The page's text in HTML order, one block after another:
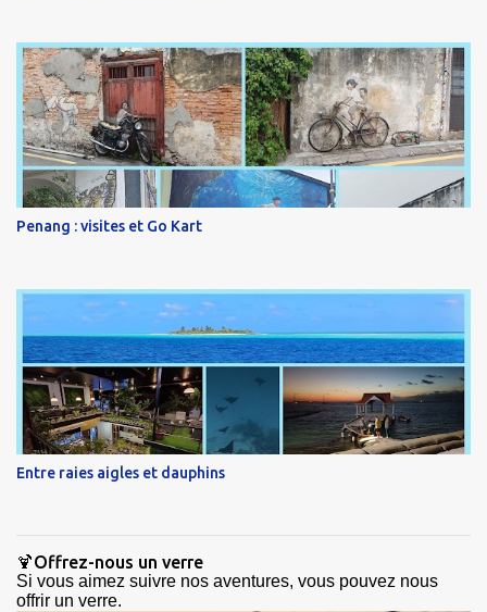
Penang : visites et Go Kart
Entre raies aigles et dauphins
🍹Offrez-nous un verre
Si vous aimez suivre nos aventures, vous pouvez nous
offrir un verre.